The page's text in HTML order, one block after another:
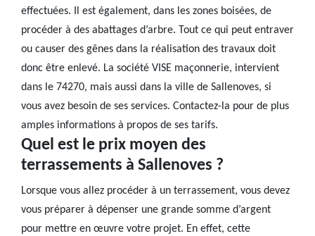
effectuées. Il est également, dans les zones boisées, de
procéder à des abattages d’arbre. Tout ce qui peut entraver
ou causer des gênes dans la réalisation des travaux doit
donc être enlevé. La société VISE maçonnerie, intervient
dans le 74270, mais aussi dans la ville de Sallenoves, si
vous avez besoin de ses services. Contactez-la pour de plus
amples informations à propos de ses tarifs.
Quel est le prix moyen des
terrassements à Sallenoves ?
Lorsque vous allez procéder à un terrassement, vous devez
vous préparer à dépenser une grande somme d’argent
pour mettre en œuvre votre projet. En effet, cette